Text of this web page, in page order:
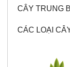
CÂY TRUNG
CÁC LOẠI